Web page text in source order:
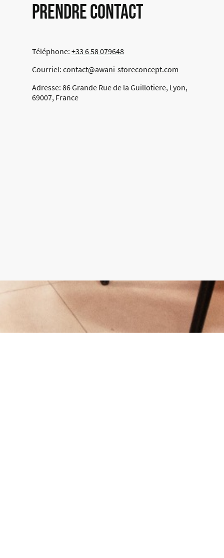
Prendre contact
Téléphone: +33 6 58 079648
Courriel: contact@awani-storeconcept.com
Adresse: 86 Grande Rue de la Guillotiere, Lyon,
69007, France